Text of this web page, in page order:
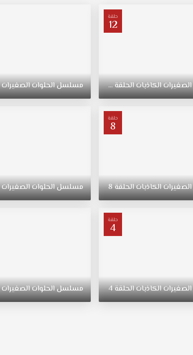
حلقة
12
الصغيراتالكاذباتالحلقة12 مسلسلالحلواتالصغيرات
حلقة
8
الصغيراتالكاذباتالحلقة8 مسلسلالحلواتالصغيرات
حلقة
4
الصغيراتالكاذباتالحلقة4 مسلسلالحلواتالصغيرات